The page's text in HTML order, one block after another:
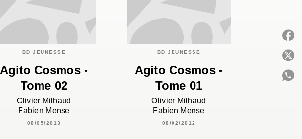
BD JEUNESSE
Agito Cosmos -
Tome 02
Olivier Milhaud
Fabien Mense
08/05/2013
BD JEUNESSE
Agito Cosmos -
Tome 01
Olivier Milhaud
Fabien Mense
08/02/2012